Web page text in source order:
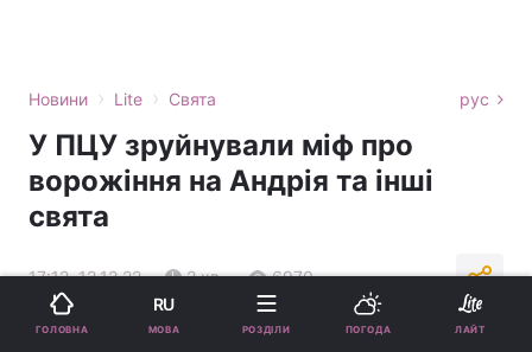
Новини › Lite › Свята рус
У ПЦУ зруйнували міф про
ворожіння на Андрія та інші
свята
17:12, 12.12.22 2 хв. 6970
ГОЛОВНА
RU
МОВА РОЗДІЛИ ПОГОДА ЛАЙТ